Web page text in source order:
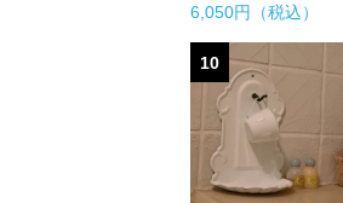
6,050円（税込）
10